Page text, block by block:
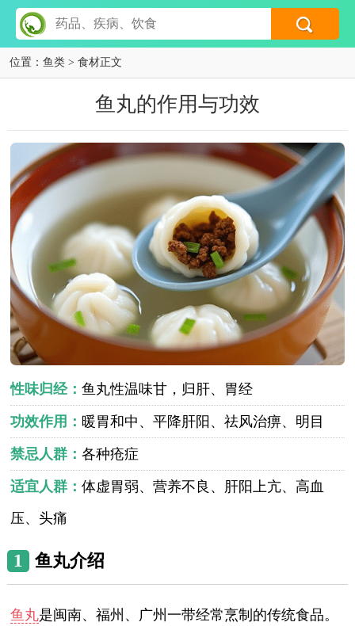
位置： 鱼类 > 食材正文
鱼丸的作用与功效
性味归经：鱼丸性温味甘，归肝、胃经
功效作用： 暖胃和中、平降肝阳、祛风治痹、明目
禁忌人群：各种疮症
适宜人群：体虚胃弱、营养不良、肝阳上亢、高血
压、头痛
1 鱼丸介绍
鱼丸是闽南、福州、广州一带经常烹制的传统食品。